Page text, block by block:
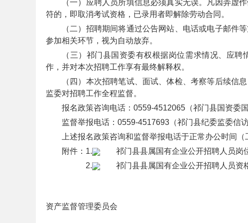
（一）应聘人员所填信息必须真实无误。凡因弄虚
符的，即取消考试资格，已录用者即解除劳动合同。
（二）招聘期间将通过公告网站、电话或电子邮件
参加相关环节，视为自动放弃。
（三）祁门县国资委有权根据岗位需求情况、应
作，并对本次招聘工作享有最终解释权。
（四）本次招聘笔试、面试、体检、考察等后续信
监委对招聘工作全程监督。
报名政策咨询电话：0559-4512065（祁门县国资委国
监督举报电话：0559-4517693（祁门县纪委监委信访
上述报名政策咨询和监督举报电话于正常办公时间
附件：1.
祁门县县属国有企业公开招聘人员岗
2.
祁门县县属国有企业公开招聘人员资
祁门县人
资产监督管理委员会